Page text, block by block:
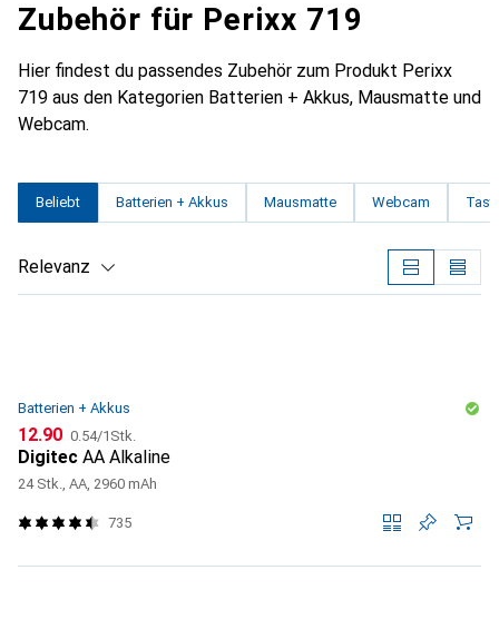
Zubehör für Perixx 719
Hier findest du passendes Zubehör zum Produkt Perixx
719 aus den Kategorien Batterien + Akkus, Mausmatte und
Webcam.
Beliebt Batterien + Akkus Mausmatte Webcam
Relevanz
Batterien + Akkus
CHF
12.90 CHF
0.54/1Stk.
Digitec AA Alkaline
24 Stk., AA, 2960 mAh
735